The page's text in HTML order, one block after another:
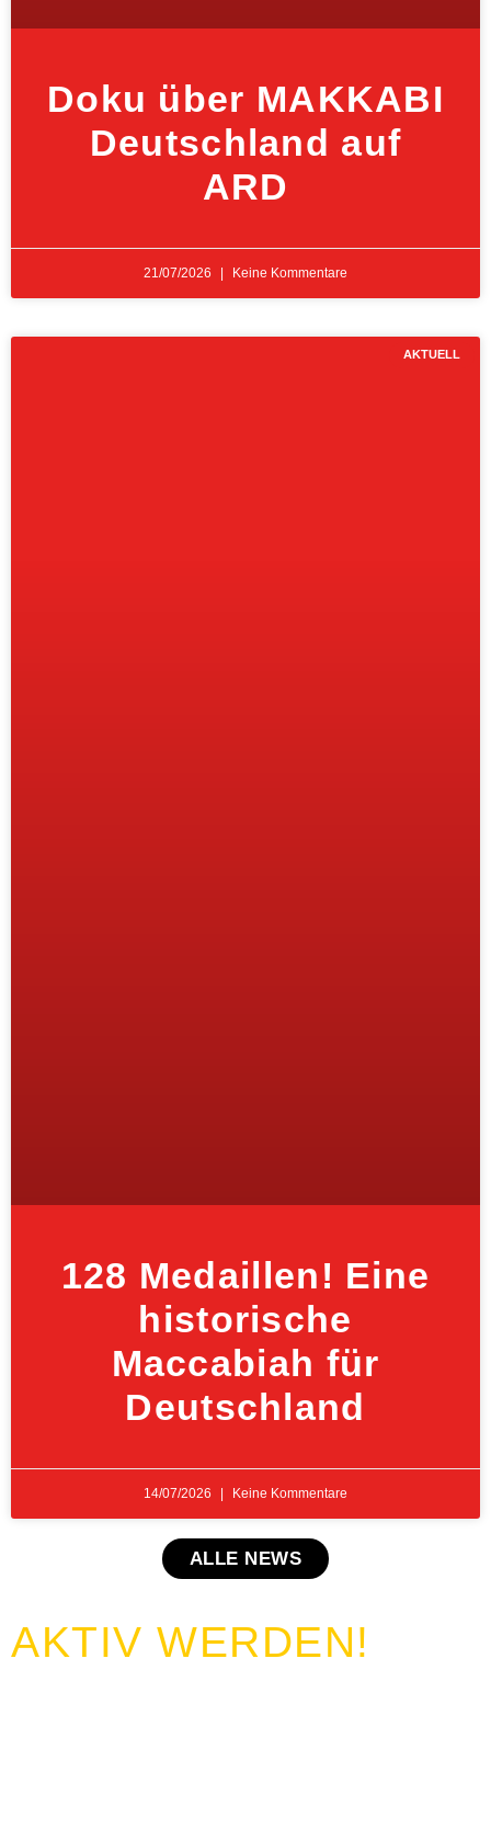
Doku über MAKKABI
Deutschland auf
ARD
21/07/2026 Keine Kommentare
AKTUELL
128 Medaillen! Eine
historische
Maccabiah für
Deutschland
14/07/2026 Keine Kommentare
ALLE NEWS
AKTIV WERDEN!